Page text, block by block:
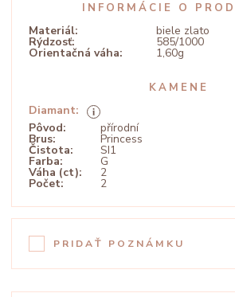
INFORMÁCIE O
Materiál: biele zlato
Rýdzosť: 585/1000
Orientačná váha: 1,60g
KAMENE
Diamant:
Pôvod:
přírodní
Brus: Princess
Čistota: SI1
Farba: G
Váha (ct): 2
Počet: 2
PRIDAŤ POZNÁMKU